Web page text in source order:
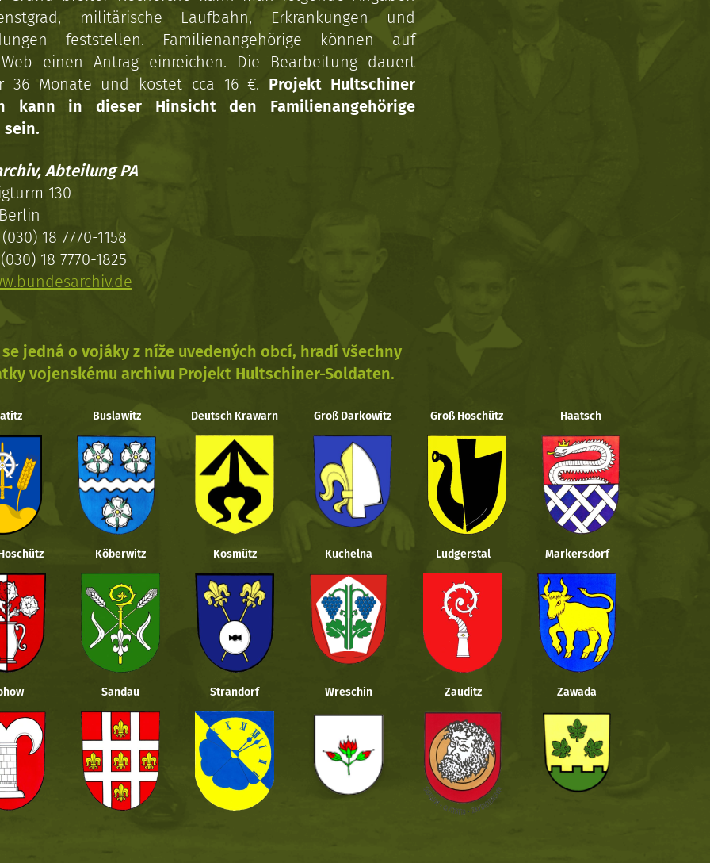
militärische Laufbahn, Erkrankungen und
feststellen. Familienangehörige können auf
einen Antrag einreichen. Die Bearbeitung dauert
36 Monate und kostet cca 16 €. Projekt Hultschiner
kann in dieser Hinsicht den Familienangehörige
Abteilung PA
130
18 7770-1158
18 7770-1825
jedná o vojáky z níže uvedených obcí, hradí všechny
vojenskému archivu Projekt Hultschiner-Soldaten.
Buslawitz Deutsch Krawarn Groß Darkowitz Groß Hoschütz Haatsch
Köberwitz Kosmütz Kuchelna Ludgerstal Markersdorf
Sandau Strandorf Wreschin Zauditz Zawada